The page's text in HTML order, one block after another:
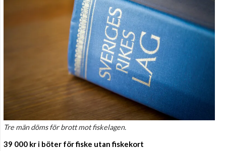
Tre män döms för brott mot fiskelagen.
39 000 kr i böter för fiske utan fiskekort